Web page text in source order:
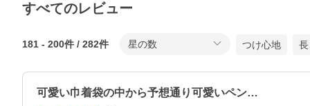
すべてのレビュー
181 - 200件 / 282件 星の数 つけ心地
可愛い巾着袋の中から予想通り可愛いペン…